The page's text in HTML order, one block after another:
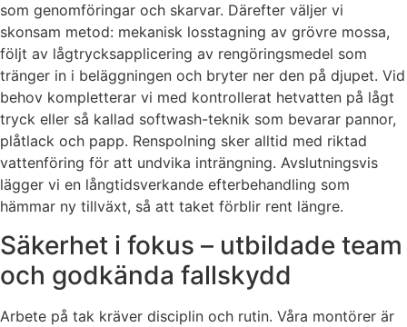
som genomföringar och skarvar. Därefter väljer vi
skonsam metod: mekanisk losstagning av grövre mossa,
följt av lågtrycksapplicering av rengöringsmedel som
tränger in i beläggningen och bryter ner den på djupet. Vid
behov kompletterar vi med kontrollerat hetvatten på lågt
tryck eller så kallad softwash-teknik som bevarar pannor,
plåtlack och papp. Renspolning sker alltid med riktad
vattenföring för att undvika inträngning. Avslutningsvis
lägger vi en långtidsverkande efterbehandling som
hämmar ny tillväxt, så att taket förblir rent längre.
Säkerhet i fokus – utbildade team
och godkända fallskydd
Arbete på tak kräver disciplin och rutin. Våra montörer är